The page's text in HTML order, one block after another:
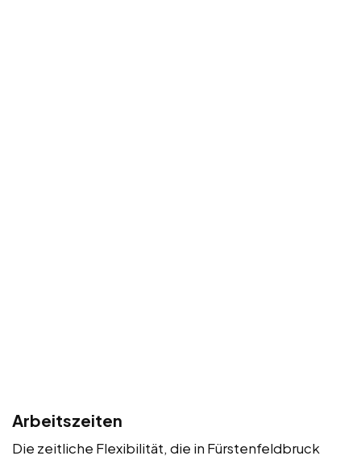
Arbeitszeiten
Die zeitliche Flexibilität, die in Fürstenfeldbruck